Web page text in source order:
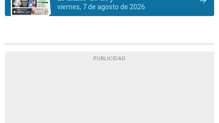
viernes, 7 de agosto de 2026
PUBLICIDAD